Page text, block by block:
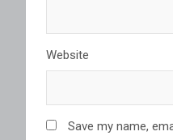
Website
Save my name,